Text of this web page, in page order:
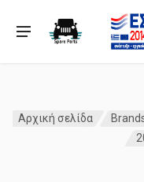
Αρχική σελίδα